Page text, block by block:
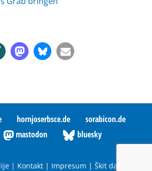
hornjoserbsce.de
sorabicon.de
mastodon bluesky
| Kontakt| Impresum | Škit datow